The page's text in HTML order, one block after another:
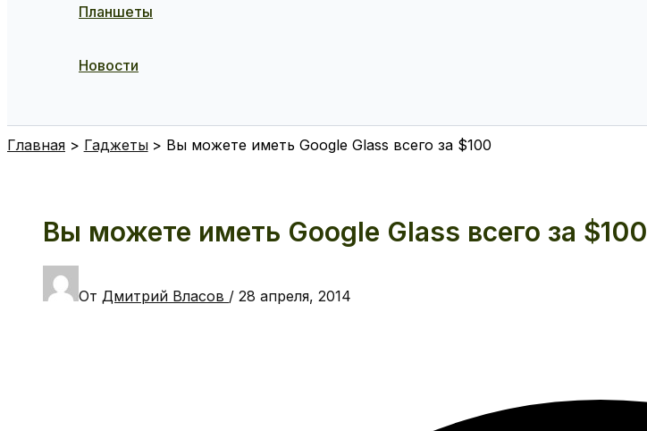
Планшеты
Новости
Главная Гаджеты Вы можете иметь Google Glass всего за $100
Вы можете иметь Google Glass всего за $100
От Дмитрий Власов / 28 апреля, 2014